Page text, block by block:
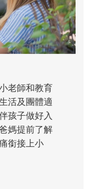
│讀懂父親的
總是在一次
孩子一起長
，到獨立自
養成。爸爸
每個重要的